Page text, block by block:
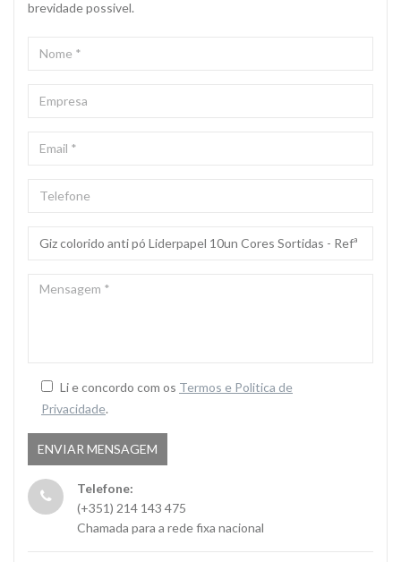
brevidade possivel.
Li e concordo com os Termos e Politica de
Privacidade.
Telefone:
(+351) 214 143 475
Chamada para a rede fixa nacional